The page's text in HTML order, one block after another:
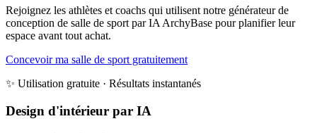
Rejoignez les athlètes et coachs qui utilisent notre générateur de
conception de salle de sport par IA ArchyBase pour planifier leur
espace avant tout achat.
Concevoir ma salle de sport gratuitement
✨ Utilisation gratuite · Résultats instantanés
Design d'intérieur par IA